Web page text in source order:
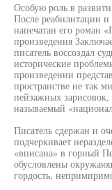
Особую роль в
После реабилитации
напечатан его роман
произведения
писатель воссоздал
исторические
произведении
пространстве не так
пейзажных
называемый
Писатель сдержан и
подчеркивает
«вписана» в горный
обусловлены
гордость,